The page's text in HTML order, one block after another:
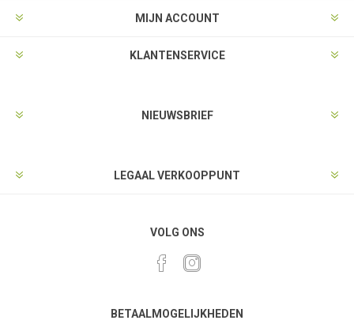
MIJN ACCOUNT
KLANTENSERVICE
NIEUWSBRIEF
LEGAAL VERKOOPPUNT
VOLG ONS
BETAALMOGELIJKHEDEN